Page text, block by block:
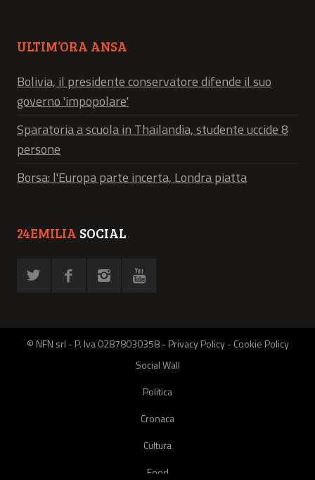
ULTIM’ORA ANSA
Bolivia, il presidente conservatore difende il suo
governo 'impopolare'
Sparatoria a scuola in Thailandia, studente uccide 8
persone
Borsa: l'Europa parte incerta, Londra piatta
24EMILIA SOCIAL
© NFN srl - P. Iva 02878030358 -Privacy Policy-Cookie Policy
Social Wall
Politica
Cronaca
Cultura
Food